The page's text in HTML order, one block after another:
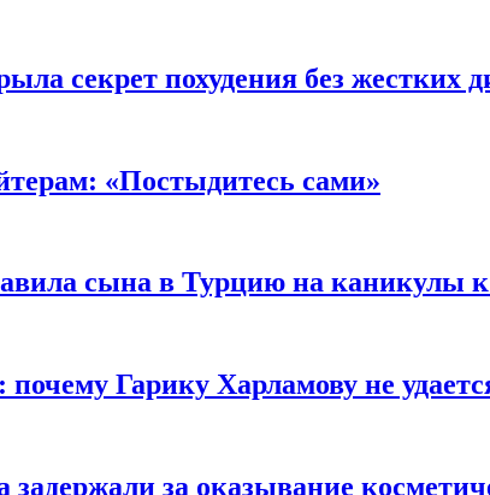
секрет похудения без жестких
«Постыдитесь сами»
сына в Турцию на каникулы
почему Гарику Харламову не
за оказывание